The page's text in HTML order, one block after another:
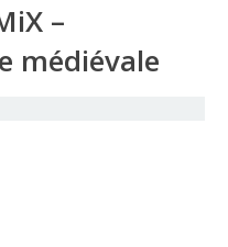
–
médiévale